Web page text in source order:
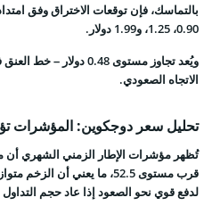
بالتماسك، فإن توقعات الاختراق وفق
0.90، 1.25، و1.99 دولار.
ويُعد تجاوز مستوى 0.48
الاتجاه الصعودي.
تحليل سعر دوجكوين: المؤشرات
قرب مستوى 52.5، ما يعني أن
لدفع قوي نحو الصعود إذا عاد حجم التداول